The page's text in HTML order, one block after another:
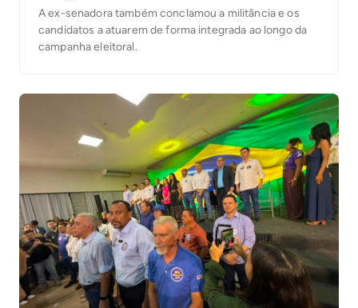
A ex-senadora também conclamou a militância e os
candidatos a atuarem de forma integrada ao longo da
campanha eleitoral.